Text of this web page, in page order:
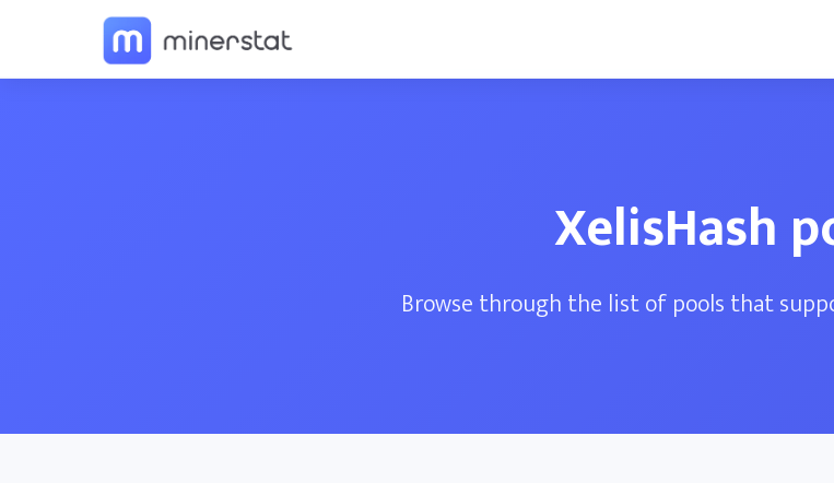
XelisHash
Browse through the list of pools that